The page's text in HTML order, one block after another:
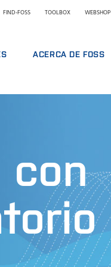
FIND-FOSS TOOLBOX WEBSHOP
ACERCA DE FOSS
SOSTENIBILIDAD
POR QUÉ FOSS
TÉRMINOS Y POLÍTICAS
con